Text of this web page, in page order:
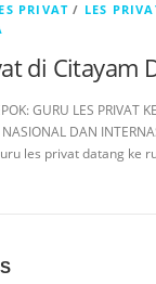
PRIVAT / LES
di Citayam
GURU LES PRIVAT
DAN
les privat datang ke